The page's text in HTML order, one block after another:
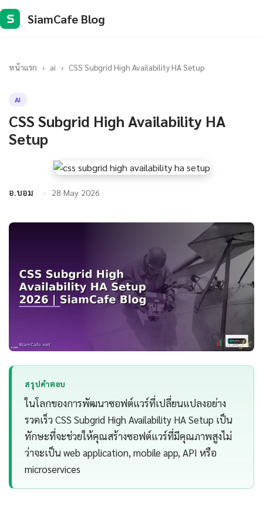
S SiamCafe Blog
หน้าแรก › ai › CSS Subgrid High Availability HA Setup
AI
CSS Subgrid High Availability HA
Setup
อ.บอม 28 May 2026
สรุปคำตอบ
ในโลกของการพัฒนาซอฟต์แวร์ที่เปลี่ยนแปลงอย่าง
รวดเร็ว CSS Subgrid High Availability HA Setup เป็น
ทักษะที่จะช่วยให้คุณสร้างซอฟต์แวร์ที่มีคุณภาพสูงไม่
ว่าจะเป็น web application, mobile app, API หรือ
microservices